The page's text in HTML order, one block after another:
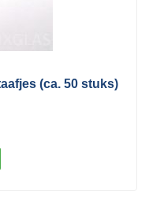
(ca. 50 stuks)